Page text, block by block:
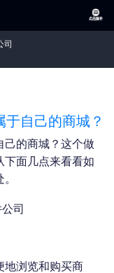
司
自己的商城？
己的商城？这个做
下面几点来看看如
地浏览和购买商